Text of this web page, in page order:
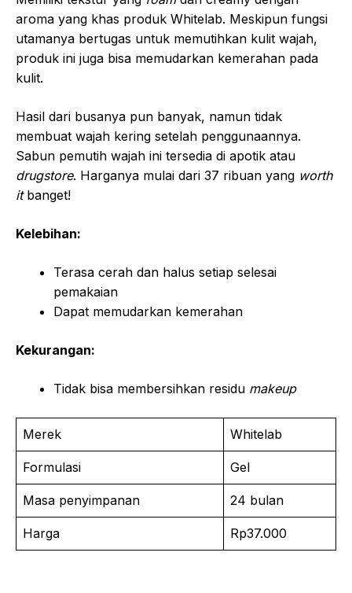
aroma yang khas produk Whitelab. Meskipun fungsi
utamanya bertugas untuk memutihkan kulit wajah,
produk ini juga bisa memudarkan kemerahan pada
kulit.
Hasil dari busanya pun banyak, namun tidak
membuat wajah kering setelah penggunaannya.
Sabun pemutih wajah ini tersedia di apotik atau
drugstore. Harganya mulai dari 37 ribuan yang worth
itbanget!
Kelebihan:
Terasa cerah dan halus setiap selesai
pemakaian
Dapat memudarkan kemerahan
Kekurangan:
Tidak bisa membersihkan residu makeup
Merek Whitelab
Formulasi Gel
Masa penyimpanan 24 bulan
Harga Rp37.000